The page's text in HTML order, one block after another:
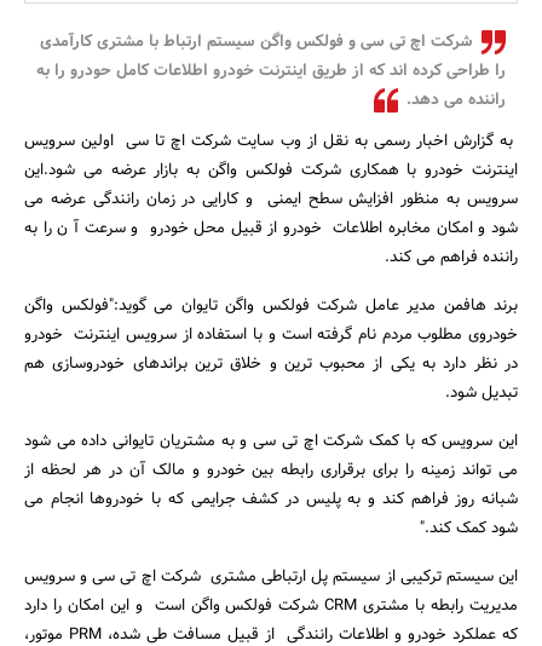
شرکت اچ تی سی و فولکس واگن سیستم ارتباط با مشتری کارآمدی
را طراحی کرده اند که از طریق اینترنت خودرو اطلاعات کامل حودرو را به
راننده می دهد.
به گزارش اخبار رسمی به نقل از وب سایت شرکت اچ تا سی اولین سرویس
اینترنت خودرو با همکاری شرکت فولکس واگن به بازار عرضه می شود.این
سرویس به منظور افزایش سطح ایمنی و کارایی در زمان رانندگی عرضه می
شود و امکان مخابره اطلاعات خودرو از قبیل محل خودرو و سرعت آ ن را به
راننده فراهم می کند.
برند هافمن مدیر عامل شرکت فولکس واگن تایوان می گوید:"فولکس واگن
خودروی مطلوب مردم نام گرفته است و با استفاده از سرویس اینترنت خودرو
در نظر دارد به یکی از محبوب ترین و خلاق ترین براندهای خودروسازی هم
تبدیل شود.
این سرویس که با کمک شرکت اچ تی سی و به مشتریان تایوانی داده می شود
می تواند زمینه را برای برقراری رابطه بین خودرو و مالک آن در هر لحظه از
شبانه روز فراهم کند و به پلیس در کشف جرایمی که با خودروها انجام می
شود کمک کند."
این سیستم ترکیبی از سیستم پل ارتباطی مشتری شرکت اچ تی سی و سرویس
مدیریت رابطه با مشتری CRM شرکت فولکس واگن است و این امکان را دارد
که عملکرد خودرو و اطلاعات رانندگی از قبیل مسافت طی شده، PRM موتور،